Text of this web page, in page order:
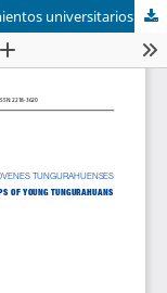
La era digital y su incidencia en emprendimientos universitarios de jóvenes tungurahuenses